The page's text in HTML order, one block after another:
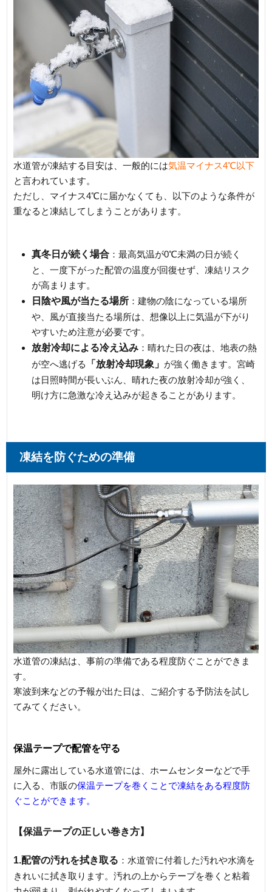
水道管が凍結する目安は、一般的には気温マイナス4℃以下
と言われています。
ただし、マイナス4℃に届かなくても、以下のような条件が
重なると凍結してしまうことがあります。
真冬日が続く場合 ：最高気温が0℃未満の日が続く
と、一度下がった配管の温度が回復せず、凍結リスク
が高まります。
日陰や風が当たる場所 ：建物の陰になっている場所
や、風が直接当たる場所は、想像以上に気温が下がり
やすいため注意が必要です。
放射冷却による冷え込み ：晴れた日の夜は、地表の熱
が空へ逃げる
「放射冷却現象」 が強く働きます。宮崎
は日照時間が長いぶん、晴れた夜の放射冷却が強く、
明け方に急激な冷え込みが起きることがあります。
凍結を防ぐための準備
水道管の凍結は、事前の準備である程度防ぐことができま
す。
寒波到来などの予報が出た日は、ご紹介する予防法を試し
てみてください。
保温テープで配管を守る
屋外に露出している水道管には、ホームセンターなどで手
に入る、市販の保温テープを巻くことで凍結をある程度防
ぐことができます。
【保温テープの正しい巻き方】
1.配管の汚れを拭き取る ：水道管に付着した汚れや水滴を
きれいに拭き取ります。汚れの上からテープを巻くと粘着